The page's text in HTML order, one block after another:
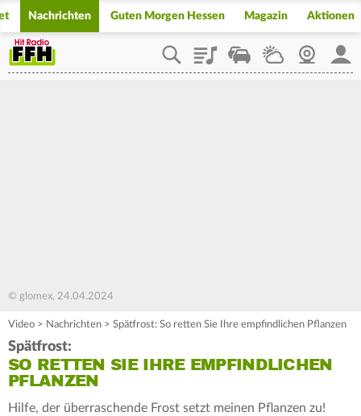
Nachrichten Guten Morgen Hessen Magazin Aktionen
PlaylistStaupilotWetterWebcam
© glomex, 24.04.2024
Video > Nachrichten > Spätfrost: So retten Sie Ihre empfindlichen Pflanzen
Spätfrost:
SO RETTEN SIE IHRE EMPFINDLICHEN
PFLANZEN
Hilfe, der überraschende Frost setzt meinen Pflanzen zu!